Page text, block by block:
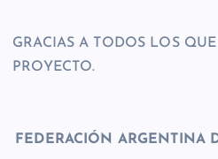
GRACIAS A TODOS LOS
PROYECTO.
FEDERACIÓN ARGENTINA